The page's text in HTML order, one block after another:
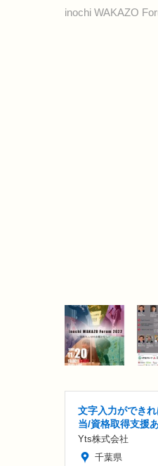
inochi WAKAZO
文字入力ができ
当/資格取得支援
Yts株式会社
千葉県